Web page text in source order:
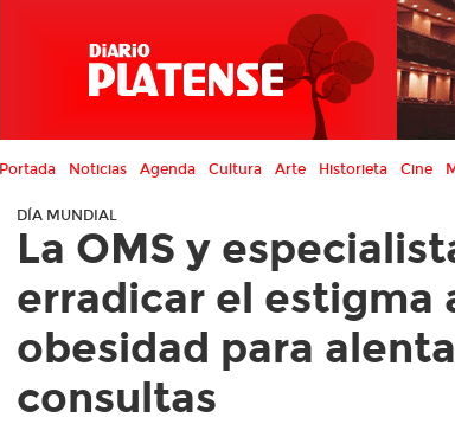
Portada Noticias Agenda Cultura Arte Historieta Cine
DÍA MUNDIAL
La OMS y
erradicar el estigma
obesidad para
consultas